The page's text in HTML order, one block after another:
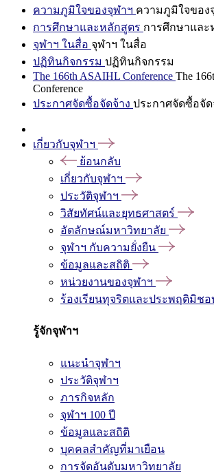
ความภูมิใจของจุฬาฯ ความภูมิใจของ
การศึกษาและหลักสูตร การศึกษาและ
จุฬาฯ ในสื่อ จุฬาฯ ในสื่อ
ปฏิทินกิจกรรม ปฏิทินกิจกรรม
The 166th ASAIHL Conference The
Conference
ประกาศจัดซื้อจัดจ้าง ประกาศจัดซื้อจัด
เกี่ยวกับจุฬาฯ
ย้อนกลับ
เกี่ยวกับจุฬาฯ
ประวัติจุฬาฯ
วิสัยทัศน์และยุทธศาสตร์
อัตลักษณ์มหาวิทยาลัย
จุฬาฯ กับความยั่งยืน
ข้อมูลและสถิติ
หน่วยงานของจุฬาฯ
ร้องเรียนทุจริตและประพฤติมิชอ
รู้จักจุฬาฯ
แนะนำจุฬาฯ
ประวัติจุฬาฯ
ภารกิจหลัก
จุฬาฯ 100 ปี
ข้อมูลและสถิติ
บุคคลสำคัญที่มาเยือน
การจัดอันดับมหาวิทยาลัย